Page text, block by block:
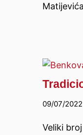
09/07/2022
Veliki